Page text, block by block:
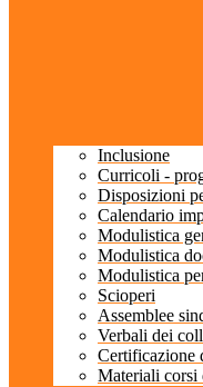
Inclusione
Curricoli -
Disposizioni
Calendario
Modulistica
Modulistica
Modulistica
Scioperi
Assemblee
Verbali dei
Certificazione
Materiali corsi